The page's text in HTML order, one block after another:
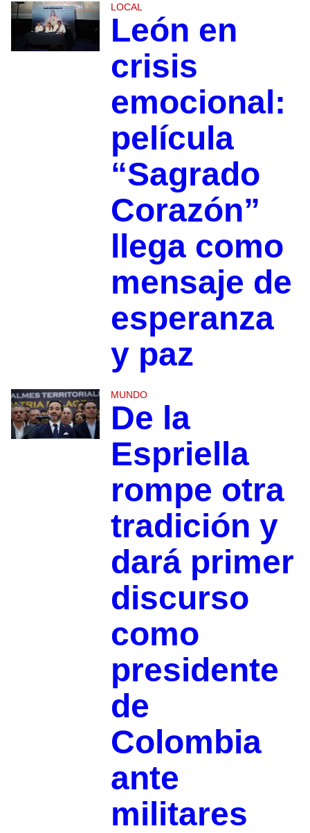
LOCAL
León en
crisis
emocional:
película
“Sagrado
Corazón”
llega como
mensaje de
esperanza
y paz
MUNDO
De la
Espriella
rompe otra
tradición y
dará primer
discurso
como
presidente
de
Colombia
ante
militares